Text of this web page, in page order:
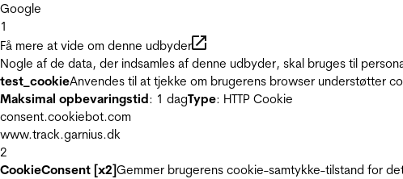
Google
1
Få mere at vide om denne udbyder
Nogle af de data, der indsamles af denne udbyder, skal bruges til
test_cookieAnvendes til at tjekke om brugerens browser understøtter
Maksimal opbevaringstid: 1 dagType: HTTP Cookie
consent.cookiebot.com
www.track.garnius.dk
2
CookieConsent [x2]Gemmer brugerens cookie-samtykke-tilstand for